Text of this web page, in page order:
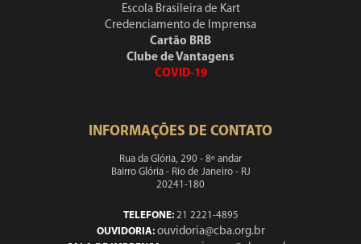
Escola Brasileira de Kart
Credenciamento de Imprensa
Cartão BRB
Clube de Vantagens
COVID-19
INFORMAÇÕES DE CONTATO
Rua da Glória, 290 - 8º andar
Bairro Glória - Rio de Janeiro - RJ
20241-180
TELEFONE:21 2221-4895
OUVIDORIA: ouvidoria@cba.org.br